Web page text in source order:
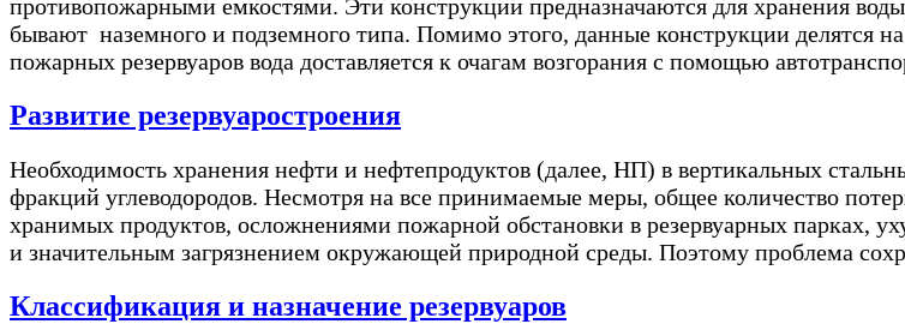
противопожарными емкостями. Эти конструкции предназначаются для хранения
бывают наземного и подземного типа. Помимо этого, данные конструкции делятся
пожарных резервуаров вода доставляется к очагам возгорания с помощью
Развитие резервуаростроения
Необходимость хранения нефти и нефтепродуктов (далее, НП) в вертикальных
фракций углеводородов. Несмотря на все принимаемые меры, общее количество
хранимых продуктов, осложнениями пожарной обстановки в резервуарных парках,
и значительным загрязнением окружающей природной среды. Поэтому проблема
Классификация и назначение резервуаров